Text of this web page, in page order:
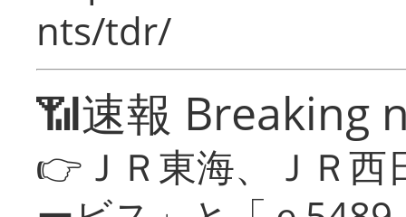
nts/tdr/
📶速報 Breaking
👉ＪＲ東海、ＪＲ